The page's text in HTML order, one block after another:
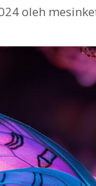
oleh